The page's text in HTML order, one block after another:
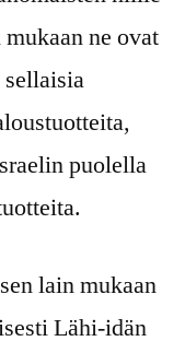
ne ovat
puolella
lain mukaan
Lähi-idän